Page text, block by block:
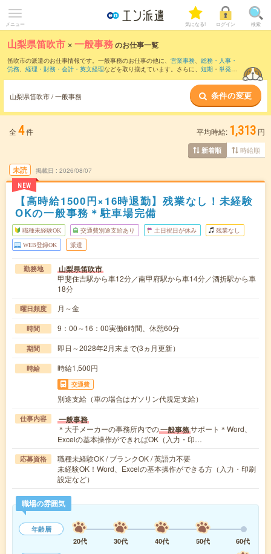
メニュー 気になる! ログイン 検索
山梨県笛吹市 ×一般事務のお仕事一覧
笛吹市の派遣のお仕事情報です。一般事務のお仕事の他に、 営業事務、 総務・人事・
労務、 経理・財務・会計・英文経理などを取り揃えています。さらに、 短期 ・ 単発な
山梨県笛吹市 / 一般事務 条件の変更
全 4件 平均時給: 1,313 円
新着順 時給順
未読
NEW
掲載日 2026/08/07
【高時給1500円×16時退勤】残業なし！未経験
OKの一般事務＊駐車場完備
職種未経験OK 交通費別途支給あり 土日祝日が休み 残業なし
WEB登録OK 派遣
勤務地 山梨県笛吹市
甲斐住吉駅から車12分／南甲府駅から車14分／酒折駅から車
18分
曜日頻度 月～金
時間 9：00～16：00実働6時間、休憩60分
期間 即日～2028年2月末まで(3ヵ月更新）
時給 時給1,500円
交通費
別途支給（車の場合はガソリン代規定支給）
仕事内容 一般事務
＊大手メーカーの事務所内での一般事務サポート＊Word、
Excelの基本操作ができればOK（入力・印…
応募資格
職種未経験OK / ブランクOK / 英語力不要
未経験OK！Word、Excelの基本操作ができる方（入力・印刷
設定など）
職場の雰囲気
年齢層
20代
30代 40代 50代
60代